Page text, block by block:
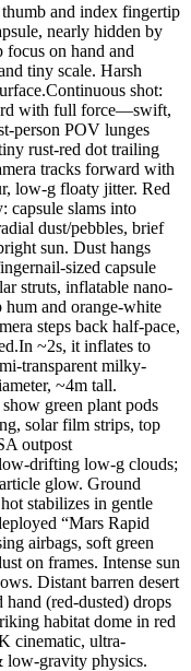
and index fingertip
nearly hidden by
focus on hand and
tiny scale. Harsh
shot:
with full force—swift,
person POV lunges
rust-red dot trailing
tracks forward with
low-g floaty jitter. Red
capsule slams into
dust/pebbles, brief
sun. Dust hangs
sized capsule
struts, inflatable nano-
and orange-white
steps back half-pace,
~2s, it inflates to
transparent milky-
~4m tall.
green plant pods
solar film strips, top
outpost
drifting low-g clouds;
glow. Ground
stabilizes in gentle
“Mars Rapid
airbags, soft green
on frames. Intense sun
Distant barren desert
hand (red-dusted) drops
habitat dome in red
cinematic, ultra-
low-gravity physics.